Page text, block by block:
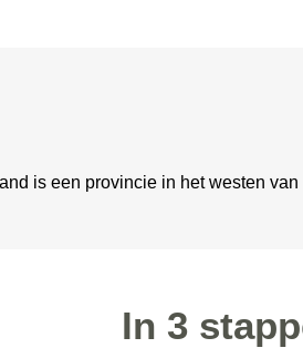
is een provincie in het westen
In 3